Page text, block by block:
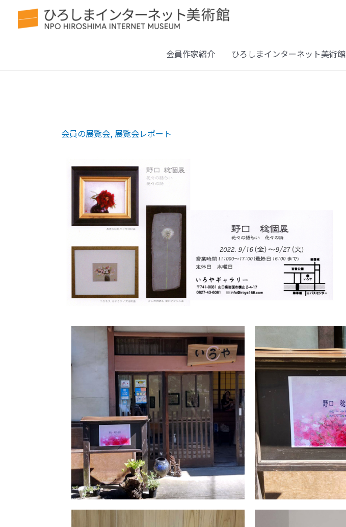
会員作家紹介 ひろしまインターネット美術館
会員の展覧会, 展覧会レポート